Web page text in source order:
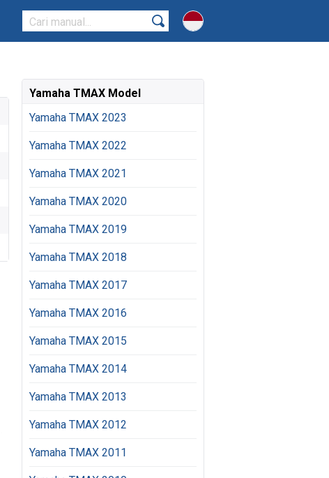
Yamaha TMAX Model
Yamaha TMAX 2023
Yamaha TMAX 2022
Yamaha TMAX 2021
Yamaha TMAX 2020
Yamaha TMAX 2019
Yamaha TMAX 2018
Yamaha TMAX 2017
Yamaha TMAX 2016
Yamaha TMAX 2015
Yamaha TMAX 2014
Yamaha TMAX 2013
Yamaha TMAX 2012
Yamaha TMAX 2011